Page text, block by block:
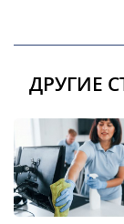
ДРУГИЕ